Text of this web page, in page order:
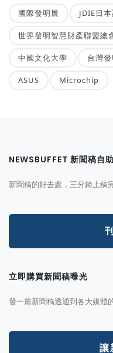
國際發明展 JDIE日
世界發明智慧財產聯盟總
中國文化大學 台灣
ASUS Microchip
NEWSBUFFET 新聞稿自
新聞稿的好去處，三分鐘上稿
立即購買新聞稿曝光
發一篇新聞稿透通到各大媒體
讓